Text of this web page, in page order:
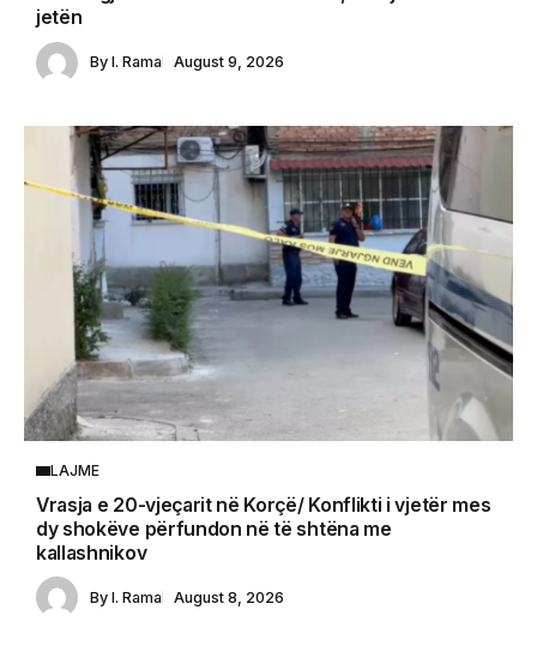
jetën
By I. Rama August 9, 2026
LAJME
Vrasja e 20-vjeçarit në Korçë/ Konflikti i vjetër mes
dy shokëve përfundon në të shtëna me
kallashnikov
By I. Rama August 8, 2026